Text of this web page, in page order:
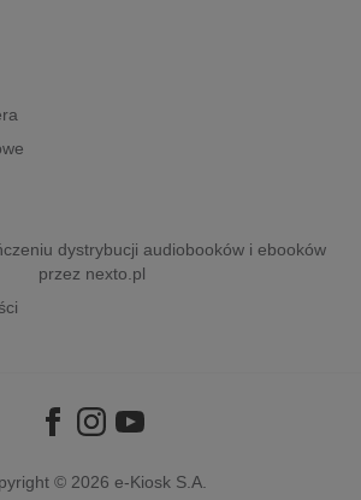
informacyjne
dystrybucji audiobooków i ebooków
przez nexto.pl
© 2026 e-Kiosk S.A.